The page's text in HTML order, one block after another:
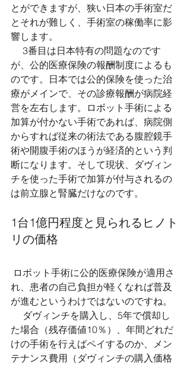
とができますが、狭い日本の手術室だ
とそれが難しく、手術室の稼働率に影
響します。
が、公的医療保険の報酬制度によるも
のです。日本では公的保険を使った治
療がメインで、その診療報酬が病院経
営を左右します。ロボット手術による
加算が付かない手術であれば、病院側
からすれば従来の術法である腹腔鏡手
術や開腹手術のほうが経済的という判
断になります。そして現状、ダヴィン
チを使った手術で加算が付与されるの
は前立腺と腎臓だけなのです。
1台1億円程度と見られるヒノト
リの価格
れ、患者の自己負担が軽くなれば普及
が進むというわけではないのですね。
た場合（残存価値10％）、年間どれだ
けの手術を行えばペイするのか、メン
テナンス費用（ダヴィンチの購入価格